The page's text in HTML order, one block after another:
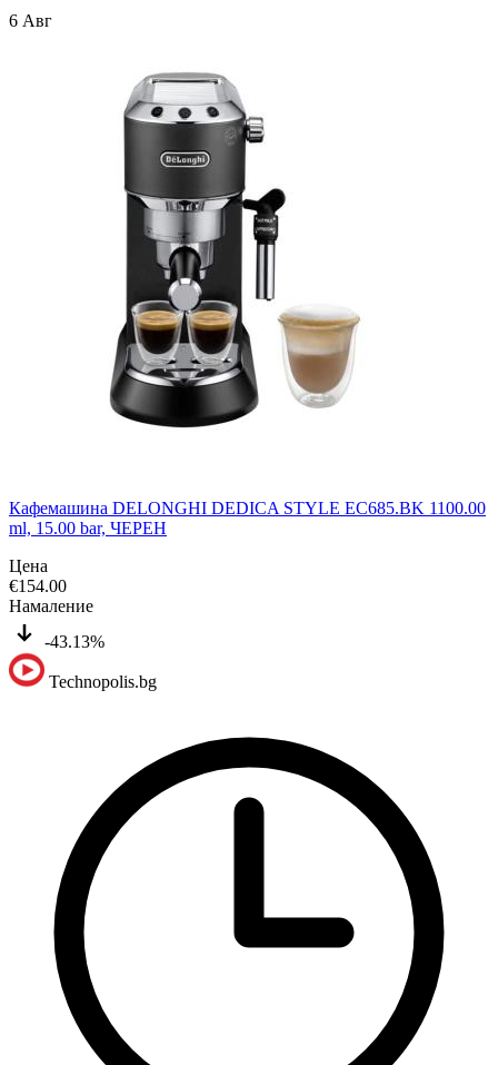
6 Авг
Кафемашина DELONGHI DEDICA STYLE EC685.BK 1100.00
ml, 15.00 bar, ЧЕРЕН
Цена
€154.00
Намаление
-43.13%
Technopolis.bg